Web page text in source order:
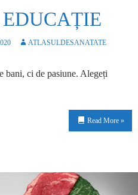
ATLASULDESANATATE
bani, ci de pasiune. Alegeți
Read More »